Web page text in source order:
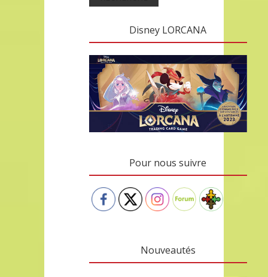
Disney LORCANA
Pour nous suivre
Nouveautés